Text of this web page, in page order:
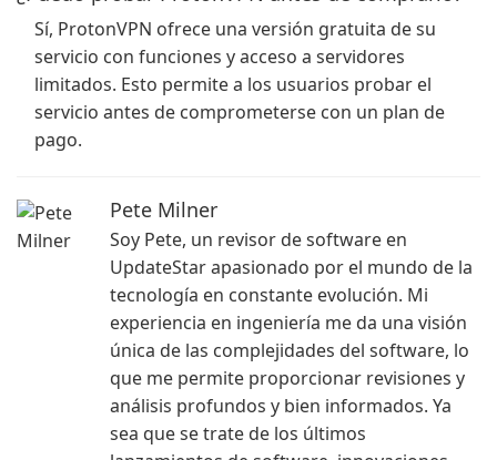
Sí, ProtonVPN ofrece una versión gratuita de su
servicio con funciones y acceso a servidores
limitados. Esto permite a los usuarios probar el
servicio antes de comprometerse con un plan de
pago.
Pete Milner
Soy Pete, un revisor de software en
UpdateStar apasionado por el mundo de la
tecnología en constante evolución. Mi
experiencia en ingeniería me da una visión
única de las complejidades del software, lo
que me permite proporcionar revisiones y
análisis profundos y bien informados. Ya
sea que se trate de los últimos